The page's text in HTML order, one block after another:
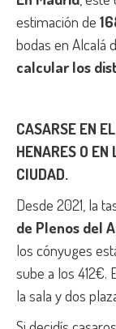
estimación de
bodas en Alcalá
calcular los
CASARSE EN
HENARES O
CIUDAD.
Desde 2021, la
de Plenos del
los cónyuges
sube a los 412€.
la sala y dos